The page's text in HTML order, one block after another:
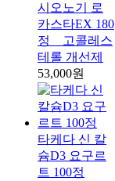
시오노기 로
카스타EX 180
정 _ 고콜레스
테롤 개선제
53,000원
타케다 신 칼
슘D3 요구르
트 100정